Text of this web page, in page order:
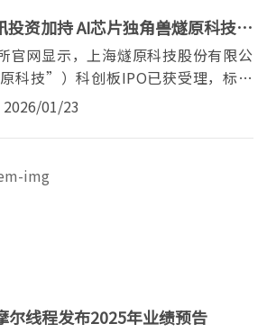
投资加持 AI芯片独角兽燧原科技科
官网显示，上海燧原科技股份有限公
科技”）科创板IPO已获受理，标志
独角兽正式向资本化迈出关键一
2026/01/23
尔线程发布2025年业绩预告